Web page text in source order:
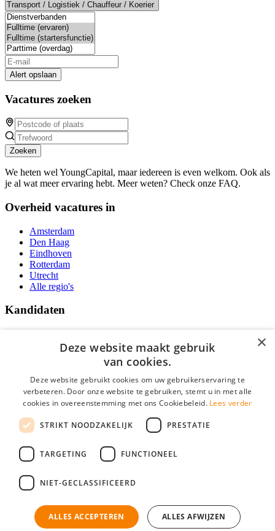
Alert opslaan
Vacatures zoeken
Zoeken
We heten wel YoungCapital, maar iedereen is even welkom. Ook als
je al wat meer ervaring hebt. Meer weten? Check onze FAQ.
Overheid vacatures in
Amsterdam
Den Haag
Eindhoven
Rotterdam
Utrecht
Alle regio's
Kandidaten
Vacatures
Over Vacatures Overheid Online
YoungCapital IOS App
YoungCapital Android App
Social
Vacatures Overheid is onderdeel van YoungCapital • © 2026 • KvK nr:
Mogen wij cookies plaatsen? Check hier ons
×
Deze website maakt gebruik
van cookies.
Deze website gebruikt cookies om uw gebruikerservaring te
verbeteren. Door onze website te gebruiken, stemt u in met alle
cookies in overeenstemming met ons Cookiebeleid. Lees verder
STRIKT NOODZAKELIJK PRESTATIE
TARGETING FUNCTIONEEL
NIET-GECLASSIFICEERD
ALLES ACCEPTEREN ALLES AFWIJZEN